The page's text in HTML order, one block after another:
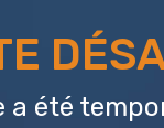
a été